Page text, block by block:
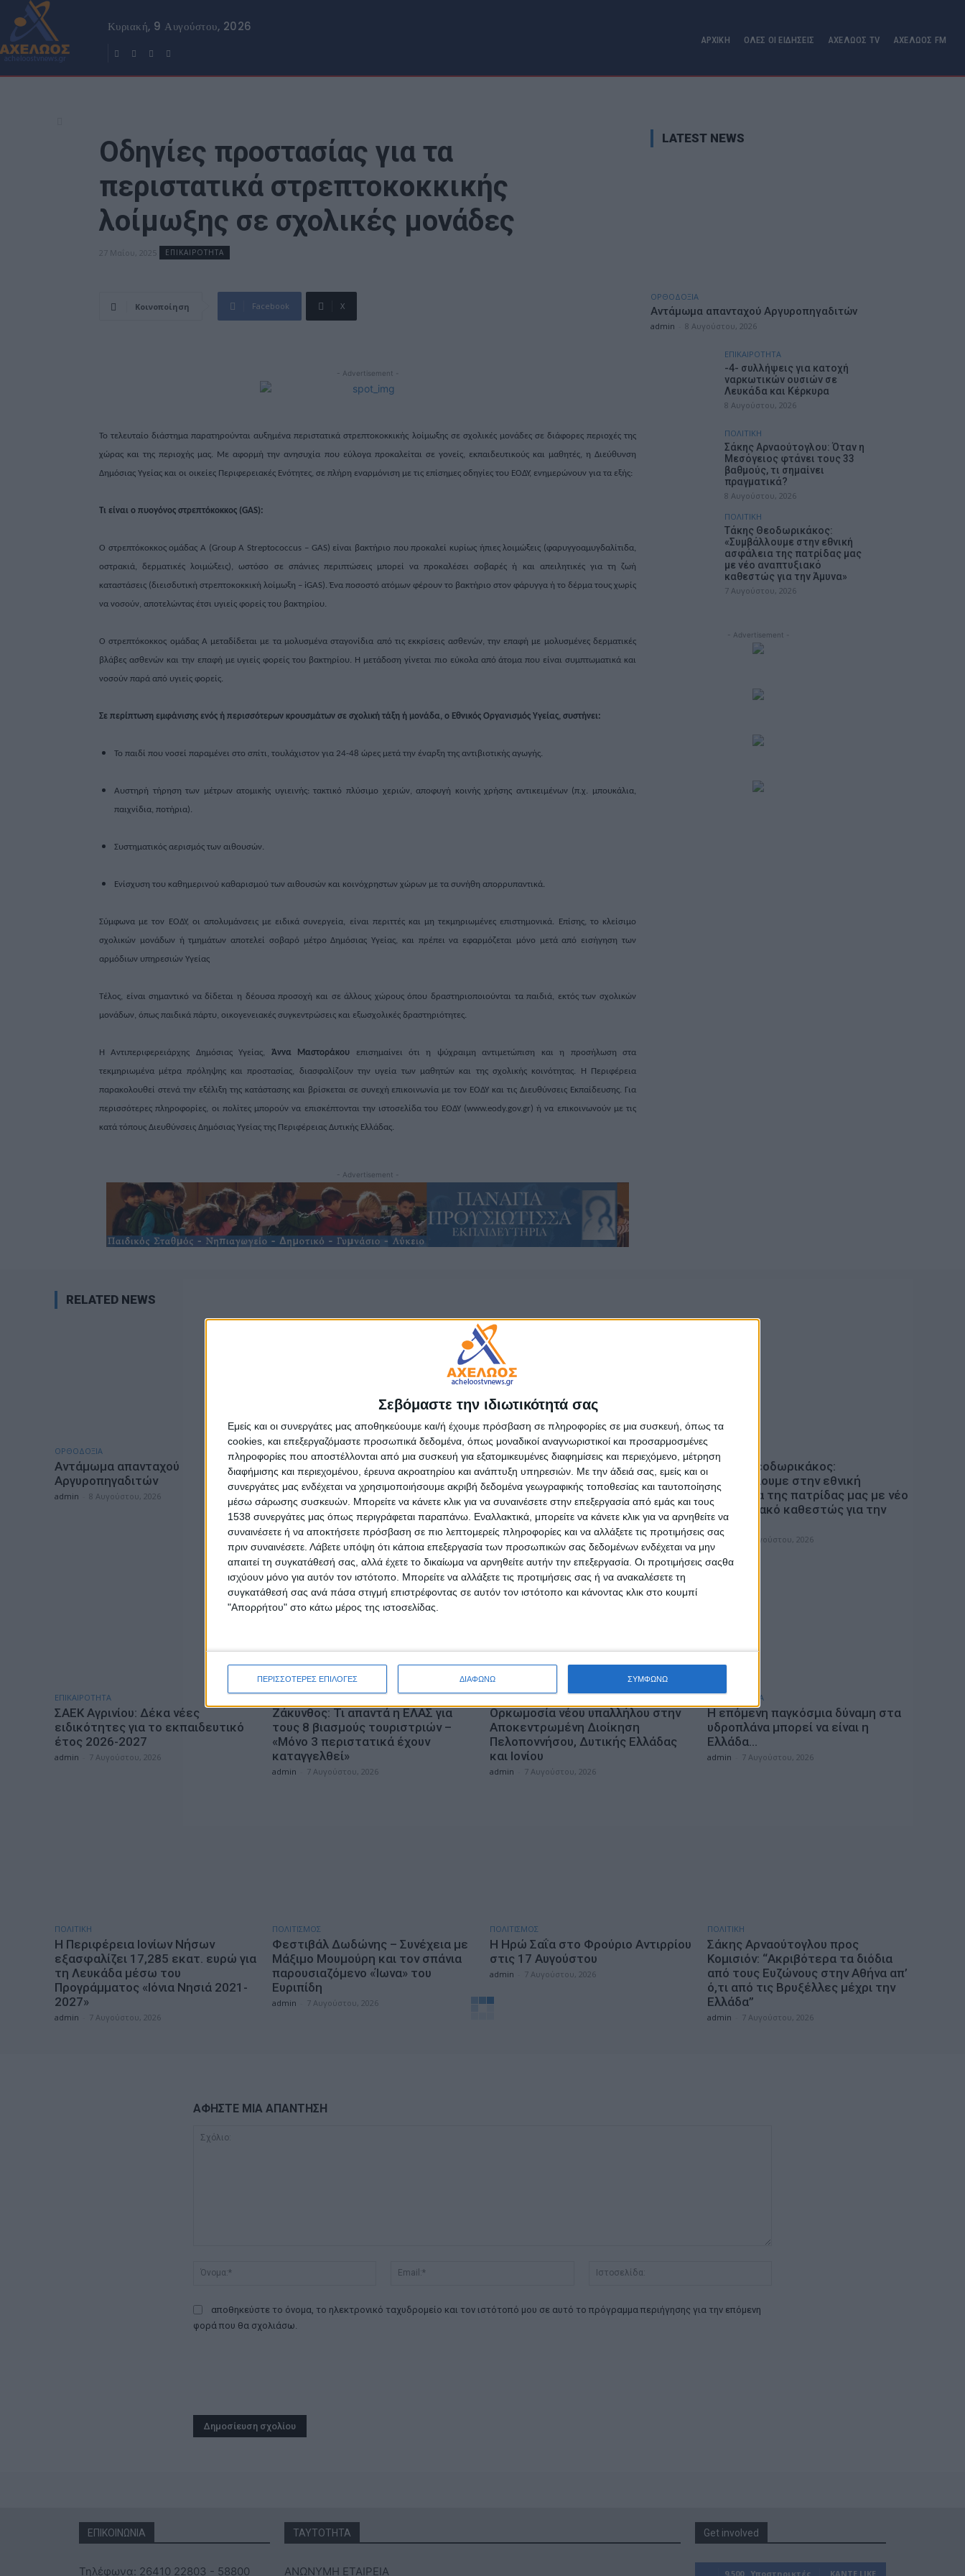
Σεβόμαστε την ιδιωτικότητά σας
Εμείς και οι συνεργάτες μας αποθηκεύουμε και/ή έχουμε πρόσβαση σε πληροφορίες σε μια συσκευή, όπως τα
cookies, και επεξεργαζόμαστε προσωπικά δεδομένα, όπως μοναδικοί αναγνωριστικοί και προσαρμοσμένες
πληροφορίες που αποστέλλονται από μια συσκευή για εξατομικευμένες διαφημίσεις και περιεχόμενο, μέτρηση
διαφήμισης και περιεχομένου, έρευνα ακροατηρίου και ανάπτυξη υπηρεσιών. Με την άδειά σας, εμείς και οι
συνεργάτες μας ενδέχεται να χρησιμοποιήσουμε ακριβή δεδομένα γεωγραφικής τοποθεσίας και ταυτοποίησης
μέσω σάρωσης συσκευών. Μπορείτε να κάνετε κλικ για να συναινέσετε στην επεξεργασία από εμάς και τους
1538 συνεργάτες μας όπως περιγράφεται παραπάνω. Εναλλακτικά, μπορείτε να κάνετε κλικ για να αρνηθείτε να
συναινέσετε ή να αποκτήσετε πρόσβαση σε πιο λεπτομερείς πληροφορίες και να αλλάξετε τις προτιμήσεις σας
πριν συναινέσετε. Λάβετε υπόψη ότι κάποια επεξεργασία των προσωπικών σας δεδομένων ενδέχεται να μην
απαιτεί τη συγκατάθεσή σας, αλλά έχετε το δικαίωμα να αρνηθείτε αυτήν την επεξεργασία. Οι προτιμήσεις σαςθα
ισχύουν μόνο για αυτόν τον ιστότοπο. Μπορείτε να αλλάξετε τις προτιμήσεις σας ή να ανακαλέσετε τη
συγκατάθεσή σας ανά πάσα στιγμή επιστρέφοντας σε αυτόν τον ιστότοπο και κάνοντας κλικ στο κουμπί
"Απορρήτου" στο κάτω μέρος της ιστοσελίδας.
ΠΕΡΙΣΣΟΤΕΡΕΣ ΕΠΙΛΟΓΕΣ ΔΙΑΦΩΝΩ ΣΥΜΦΩΝΩ
Κυριακή, 9 Αυγούστου, 2026
ΑΡΧΙΚΗ ΟΛΕΣ ΟΙ ΕΙΔΗΣΕΙΣ ΑΧΕΛΩΟΣ TV ΑΧΕΛΩΟΣ FM
Οδηγίες προστασίας για τα
περιστατικά στρεπτοκοκκικής
λοίμωξης σε σχολικές μονάδες
27 Μαΐου, 2025 ΕΠΙΚΑΙΡΟΤΗΤΑ
Κοινοποίηση Facebook X
- Advertisement -
Το τελευταίο διάστημα παρατηρούνται αυξημένα περιστατικά στρεπτοκοκκικής λοίμωξης σε σχολικές μονάδες σε διάφορες περιοχές της
χώρας και της περιοχής μας. Με αφορμή την ανησυχία που εύλογα προκαλείται σε γονείς, εκπαιδευτικούς και μαθητές, η Διεύθυνση
Δημόσιας Υγείας και οι οικείες Περιφερειακές Ενότητες, σε πλήρη εναρμόνιση με τις επίσημες οδηγίες του ΕΟΔΥ, ενημερώνουν για τα εξής:
Τι είναι ο πυογόνος στρεπτόκοκκος (GAS):
Ο στρεπτόκοκκος ομάδας Α (Group A Streptococcus – GAS) είναι βακτήριο που προκαλεί κυρίως ήπιες λοιμώξεις (φαρυγγοαμυγδαλίτιδα,
οστρακιά, δερματικές λοιμώξεις), ωστόσο σε σπάνιες περιπτώσεις μπορεί να προκαλέσει σοβαρές ή και απειλητικές για τη ζωή
καταστάσεις (διεισδυτική στρεπτοκοκκική λοίμωξη – iGAS). Ένα ποσοστό ατόμων φέρουν το βακτήριο στον φάρυγγα ή το δέρμα τους χωρίς
να νοσούν, αποτελώντας έτσι υγιείς φορείς του βακτηρίου.
Ο στρεπτόκοκκος ομάδας Α μεταδίδεται με τα μολυσμένα σταγονίδια από τις εκκρίσεις ασθενών, την επαφή με μολυσμένες δερματικές
βλάβες ασθενών και την επαφή με υγιείς φορείς του βακτηρίου. Η μετάδοση γίνεται πιο εύκολα από άτομα που είναι συμπτωματικά και
νοσούν παρά από υγιείς φορείς.
Σε περίπτωση εμφάνισης ενός ή περισσότερων κρουσμάτων σε σχολική τάξη ή μονάδα, ο Εθνικός Οργανισμός Υγείας, συστήνει:
Το παιδί που νοσεί παραμένει στο σπίτι, τουλάχιστον για 24-48 ώρες μετά την έναρξη της αντιβιοτικής αγωγής.
Αυστηρή τήρηση των μέτρων ατομικής υγιεινής: τακτικό πλύσιμο χεριών, αποφυγή κοινής χρήσης αντικειμένων (π.χ. μπουκάλια,
παιχνίδια, ποτήρια).
Συστηματικός αερισμός των αιθουσών.
Ενίσχυση του καθημερινού καθαρισμού των αιθουσών και κοινόχρηστων χώρων με τα συνήθη απορρυπαντικά.
Σύμφωνα με τον ΕΟΔΥ, οι απολυμάνσεις με ειδικά συνεργεία, είναι περιττές και μη τεκμηριωμένες επιστημονικά. Επίσης, το κλείσιμο
σχολικών μονάδων ή τμημάτων αποτελεί σοβαρό μέτρο Δημόσιας Υγείας, και πρέπει να εφαρμόζεται μόνο μετά από εισήγηση των
αρμόδιων υπηρεσιών Υγείας
Τέλος, είναι σημαντικό να δίδεται η δέουσα προσοχή και σε άλλους χώρους όπου δραστηριοποιούνται τα παιδιά, εκτός των σχολικών
μονάδων, όπως παιδικά πάρτυ, οικογενειακές συγκεντρώσεις και εξωσχολικές δραστηριότητες.
Η Αντιπεριφερειάρχης Δημόσιας Υγείας, Άννα Μαστοράκου επισημαίνει ότι η ψύχραιμη αντιμετώπιση και η προσήλωση στα
τεκμηριωμένα μέτρα πρόληψης και προστασίας, διασφαλίζουν την υγεία των μαθητών και της σχολικής κοινότητας. Η Περιφέρεια
παρακολουθεί στενά την εξέλιξη της κατάστασης και βρίσκεται σε συνεχή επικοινωνία με τον ΕΟΔΥ και τις Διευθύνσεις Εκπαίδευσης. Για
περισσότερες πληροφορίες, οι πολίτες μπορούν να επισκέπτονται την ιστοσελίδα του ΕΟΔΥ (www.eody.gov.gr) ή να επικοινωνούν με τις
κατά τόπους Διευθύνσεις Δημόσιας Υγείας της Περιφέρειας Δυτικής Ελλάδας.
- Advertisement -
LATEST NEWS
ΟΡΘΟΔΟΞΙΑ
Αντάμωμα απανταχού Αργυροπηγαδιτών
admin 8 Αυγούστου, 2026
ΕΠΙΚΑΙΡΟΤΗΤΑ
-4- συλλήψεις για κατοχή
ναρκωτικών ουσιών σε
Λευκάδα και Κέρκυρα
8 Αυγούστου, 2026
ΠΟΛΙΤΙΚΗ
Σάκης Αρναούτογλου: Όταν η
Μεσόγειος φτάνει τους 33
βαθμούς, τι σημαίνει
πραγματικά?
8 Αυγούστου, 2026
ΠΟΛΙΤΙΚΗ
Τάκης Θεοδωρικάκος:
«Συμβάλλουμε στην εθνική
ασφάλεια της πατρίδας μας
με νέο αναπτυξιακό
καθεστώς για την Άμυνα»
7 Αυγούστου, 2026
- Advertisement -
RELATED NEWS
ΟΡΘΟΔΟΞΙΑ
Αντάμωμα απανταχού
Αργυροπηγαδιτών
admin 8 Αυγούστου, 2026
ΕΠΙΚΑΙΡΟΤΗΤΑ
-4- συλλήψεις για κατοχή
ναρκωτικών ουσιών σε Λευκάδα
και Κέρκυρα
admin 8 Αυγούστου, 2026
Σάκης Αρναούτογλου: Όταν η
Μεσόγειος φτάνει τους 33
βαθμούς, τι σημαίνει πραγματικά?
admin 8 Αυγούστου, 2026
Τάκης Θεοδωρικάκος:
«Συμβάλλουμε στην εθνική
ασφάλεια της πατρίδας μας με νέο
αναπτυξιακό καθεστώς για την
Άμυνα»
admin 7 Αυγούστου, 2026
ΕΠΙΚΑΙΡΟΤΗΤΑ
ΣΑΕΚ Αγρινίου: Δέκα νέες
ειδικότητες για το εκπαιδευτικό
έτος 2026-2027
admin 7 Αυγούστου, 2026
ΕΠΙΚΑΙΡΟΤΗΤΑ
Ζάκυνθος: Τι απαντά η ΕΛΑΣ για
τους 8 βιασμούς τουριστριών –
«Μόνο 3 περιστατικά έχουν
καταγγελθεί»
admin 7 Αυγούστου, 2026
ΓΕΓΟΝΟΤΑ
Ορκωμοσία νέου υπαλλήλου στην
Αποκεντρωμένη Διοίκηση
Πελοποννήσου, Δυτικής Ελλάδας
και Ιονίου
admin 7 Αυγούστου, 2026
ΕΠΙΚΑΙΡΟΤΗΤΑ
Η επόμενη παγκόσμια δύναμη στα
υδροπλάνα μπορεί να είναι η
Ελλάδα…
admin 7 Αυγούστου, 2026
ΠΟΛΙΤΙΚΗ
Η Περιφέρεια Ιονίων Νήσων
εξασφαλίζει 17,285 εκατ. ευρώ για
τη Λευκάδα μέσω του
Προγράμματος «Ιόνια Νησιά 2021-
2027»
admin 7 Αυγούστου, 2026
ΠΟΛΙΤΙΣΜΟΣ
Φεστιβάλ Δωδώνης – Συνέχεια με
Μάξιμο Μουμούρη και τον σπάνια
παρουσιαζόμενο «Ίωνα» του
Ευριπίδη
admin 7 Αυγούστου, 2026
ΠΟΛΙΤΙΣΜΟΣ
Η Ηρώ Σαΐα στο Φρούριο Αντιρρίου
στις 17 Αυγούστου
admin 7 Αυγούστου, 2026
ΠΟΛΙΤΙΚΗ
Σάκης Αρναούτογλου προς
Κομισιόν: “Ακριβότερα τα διόδια
από τους Ευζώνους στην Αθήνα απ’
ό,τι από τις Βρυξέλλες μέχρι την
Ελλάδα”
admin 7 Αυγούστου, 2026
ΑΦΗΣΤΕ ΜΙΑ ΑΠΑΝΤΗΣΗ
Όνομα:*
Email:*
αποθηκεύστε το όνομα, το ηλεκτρονικό ταχυδρομείο και τον ιστότοπό μου σε αυτό το πρόγραμμα περιήγησης για την επόμενη
φορά που θα σχολιάσω.
ΕΠΙΚΟΙΝΩΝΙΑ
Τηλέφωνα: 26410 22803 - 58800
ΤΑΥΤΟΤΗΤΑ
ΑΝΩΝΥΜΗ ΕΤΑΙΡΕΙΑ
Get involved
9,500 Υποστηρικτές ΚΆΝΤΕ LIKE